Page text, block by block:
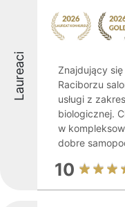
Laureaci
Znajdujący
Raciborzu
usługi z
biologicznej.
w
dobre
10